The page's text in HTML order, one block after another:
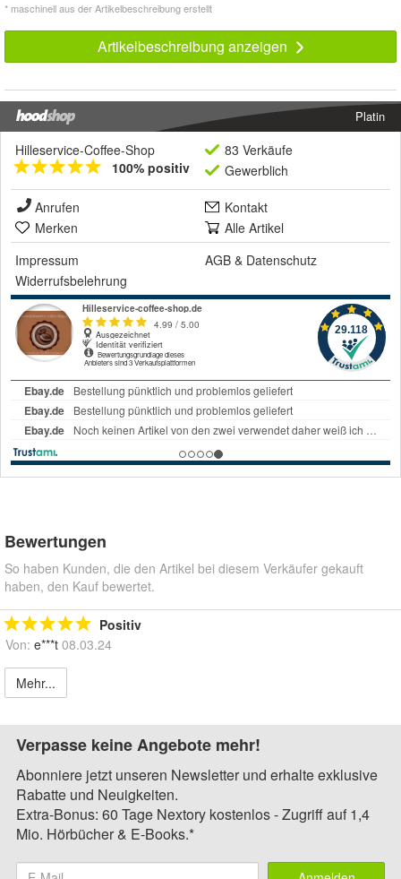
* maschinell aus der Artikelbeschreibung erstellt
Artikelbeschreibung anzeigen
Platin
Hilleservice-Coffee-Shop
100% positiv
83 Verkäufe
Gewerblich
Anrufen
Kontakt
Merken
Alle Artikel
Impressum
AGB & Datenschutz
Widerrufsbelehrung
Bewertungen
So haben Kunden, die den Artikel bei diesem Verkäufer gekauft
haben, den Kauf bewertet.
Positiv
Von: e***t 08.03.24
Mehr...
Verpasse keine Angebote mehr!
Abonniere jetzt unseren Newsletter und erhalte exklusive
Rabatte und Neuigkeiten.
Extra-Bonus: 60 Tage Nextory kostenlos - Zugriff auf 1,4
Mio. Hörbücher & E-Books.*